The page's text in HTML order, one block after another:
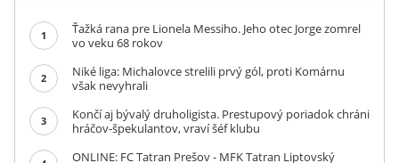
1
Ťažká rana pre Lionela Messiho. Jeho otec Jorge zomrel
vo veku 68 rokov
2
Niké liga: Michalovce strelili prvý gól, proti Komárnu
však nevyhrali
3
Končí aj bývalý druholigista. Prestupový poriadok chráni
hráčov-špekulantov, vraví šéf klubu
ONLINE: FC Tatran Prešov - MFK Tatran Liptovský